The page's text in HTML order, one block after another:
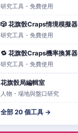
研究工具・免費使用
🎲 花旗骰Craps情境模擬器
研究工具・免費使用
🔁 花旗骰Craps機率換算器
研究工具・免費使用
花旗骰局編輯室
人物・場地與盤口研究
全部 20 個工具 →